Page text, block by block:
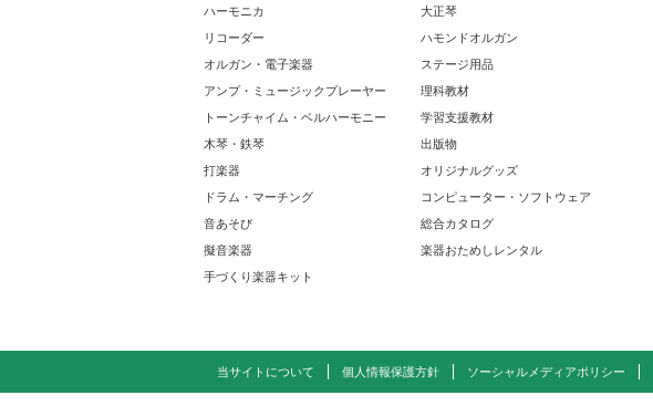
ハーモニカ
リコーダー
オルガン・電子楽器
アンプ・ミュージックプレーヤー
トーンチャイム・ベルハーモニー
木琴・鉄琴
打楽器
ドラム・マーチング
音あそび
擬音楽器
手づくり楽器キット
大正琴
ハモンドオルガン
ステージ用品
理科教材
学習支援教材
出版物
オリジナルグッズ
コンピューター・ソフトウェア
総合カタログ
楽器おためしレンタル
当サイトについて 個人情報保護方針 ソーシャルメディアポリシー